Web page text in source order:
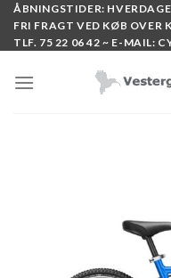
Skip
content
ÅBNINGSTIDER:
FRI FRAGT VED KØB OVER
TLF. 75 22 06 42 ~ E-MAIL: